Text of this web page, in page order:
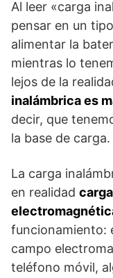
Al leer «carga
pensar en un
alimentar la
mientras lo
lejos de la
inalámbrica es
decir, que
la base de carga.
La carga
en realidad
funcionamiento:
campo
teléfono móvil,